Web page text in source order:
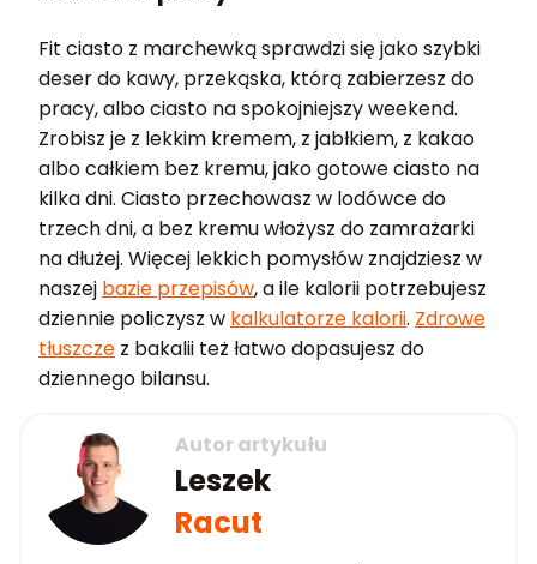
Fit ciasto z marchewką sprawdzi się jako szybki
deser do kawy, przekąska, którą zabierzesz do
pracy, albo ciasto na spokojniejszy weekend.
Zrobisz je z lekkim kremem, z jabłkiem, z kakao
albo całkiem bez kremu, jako gotowe ciasto na
kilka dni. Ciasto przechowasz w lodówce do
trzech dni, a bez kremu włożysz do zamrażarki
na dłużej. Więcej lekkich pomysłów znajdziesz w
naszej bazie przepisów, a ile kalorii potrzebujesz
dziennie policzysz w kalkulatorze kalorii. Zdrowe
tłuszcze z bakalii też łatwo dopasujesz do
dziennego bilansu.
Autor artykułu
Leszek
Racut